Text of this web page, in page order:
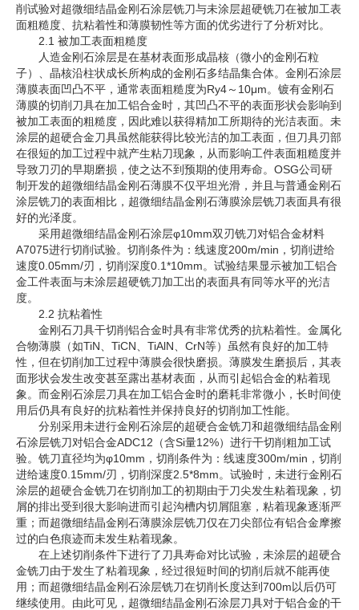
削试验对超微细结晶金刚石涂层铣刀与未涂层超硬铣刀在被加工表
面粗糙度、抗粘着性和薄膜韧性等方面的优劣进行了分析对比。
2.1 被加工表面粗糙度
人造金刚石涂层是在基材表面形成晶核（微小的金刚石粒
子）、晶核沿柱状成长所构成的金刚石多结晶集合体。金刚石涂层
薄膜表面凹凸不平，通常表面粗糙度为Ry4～10μm。镀有金刚石
薄膜的切削刀具在加工铝合金时，其凹凸不平的表面形状会影响到
被加工表面的粗糙度，因此难以获得精加工所期待的光洁表面。未
涂层的超硬合金刀具虽然能获得比较光洁的加工表面，但刀具刃部
在很短的加工过程中就产生粘刀现象，从而影响工件表面粗糙度并
导致刀刃的早期磨损，使之达不到预期的使用寿命。OSG公司研
制开发的超微细结晶金刚石薄膜不仅平坦光滑，并且与普通金刚石
涂层铣刀的表面相比，超微细结晶金刚石薄膜涂层铣刀表面具有很
好的光泽度。
采用超微细结晶金刚石涂层φ10mm双刃铣刀对铝合金材料
A7075进行切削试验。切削条件为：线速度200m/min，切削进给
速度0.05mm/刃，切削深度0.1*10mm。试验结果显示被加工铝合
金工件表面与未涂层超硬铣刀加工出的表面具有同等水平的光洁
度。
2.2 抗粘着性
金刚石刀具干切削铝合金时具有非常优秀的抗粘着性。金属化
合物薄膜（如TiN、TiCN、TiAlN、CrN等）虽然有良好的加工特
性，但在切削加工过程中薄膜会很快磨损。薄膜发生磨损后，其表
面形状会发生改变甚至露出基材表面，从而引起铝合金的粘着现
象。而金刚石涂层刀具在加工铝合金时的磨耗非常微小，长时间使
用后仍具有良好的抗粘着性并保持良好的切削加工性能。
分别采用未进行金刚石涂层的超硬合金铣刀和超微细结晶金刚
石涂层铣刀对铝合金ADC12（含Si量12%）进行干切削粗加工试
验。铣刀直径均为φ10mm，切削条件为：线速度300m/min，切削
进给速度0.15mm/刃，切削深度2.5*8mm。试验时，未进行金刚石
涂层的超硬合金铣刀在切削加工的初期由于刀尖发生粘着现象，切
屑的排出受到很大影响进而引起沟槽内切屑阻塞，粘着现象逐渐严
重；而超微细结晶金刚石薄膜涂层铣刀仅在刀尖部位有铝合金摩擦
过的白色痕迹而未发生粘着现象。
在上述切削条件下进行了刀具寿命对比试验，未涂层的超硬合
金铣刀由于发生了粘着现象，经过很短时间的切削后就不能再使
用；而超微细结晶金刚石涂层铣刀在切削长度达到700m以后仍可
继续使用。由此可见，超微细结晶金刚石涂层刀具对于铝合金的干